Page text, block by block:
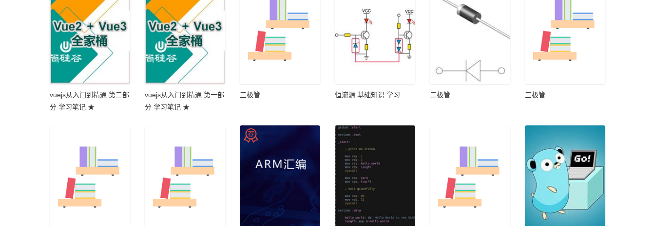
vuejs从入门到精通 第二部
分 学习笔记 ★
vuejs从入门到精通 第一部
分 学习笔记 ★
三极管 恒流源 基础知识 学习 二极管 三极管